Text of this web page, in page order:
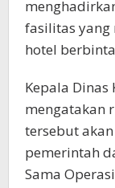
fasilitas yang
hotel
Kepala Dinas
mengatakan
tersebut
pemerintah
Sama